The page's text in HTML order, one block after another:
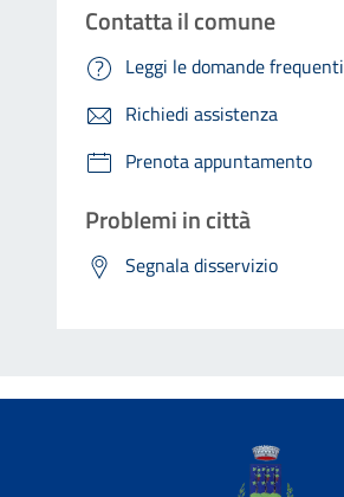
Contatta il comune
Leggi le domande frequenti
Richiedi assistenza
Prenota appuntamento
Problemi in città
Segnala disservizio